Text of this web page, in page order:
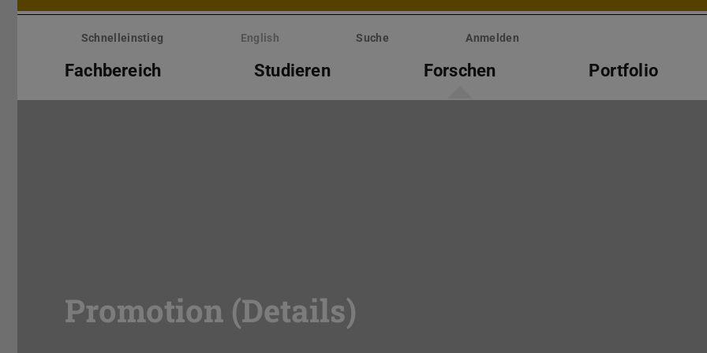
Menü
überspringenSchnelleinstieg English Suche Anmelden
Fachbereich Studieren Forschen Portfolio
Promotion (Details)